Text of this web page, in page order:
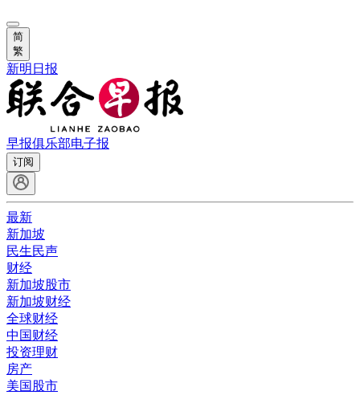
简
繁
新明日报
早报俱乐部电子报
订阅
最新
新加坡
民生民声
财经
新加坡股市
新加坡财经
全球财经
中国财经
投资理财
房产
美国股市